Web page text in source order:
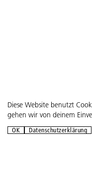
Diese Website benutzt
gehen wir von deinem
OK Datenschutzerklärung